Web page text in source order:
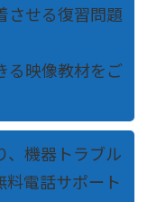
させる復習問題
る映像教材をご
、機器トラブル
電話サポート